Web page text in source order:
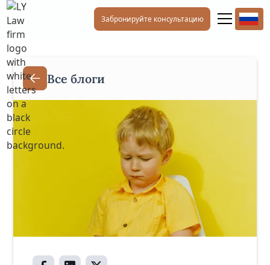
Забронируйте консультацию
Все блоги